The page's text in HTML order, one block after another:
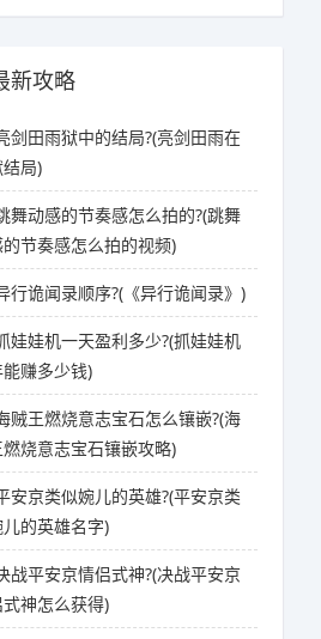
新攻略
剑田雨狱中的结局?(亮剑田雨在
局)
舞动感的节奏感怎么拍的?(跳舞
节奏感怎么拍的视频)
行诡闻录顺序?(《异行诡闻录》)
娃娃机一天盈利多少?(抓娃娃机
赚多少钱)
贼王燃烧意志宝石怎么镶嵌?(海
燃烧意志宝石镶嵌攻略)
安京类似婉儿的英雄?(平安京类
的英雄名字)
战平安京情侣式神?(决战平安京
神怎么获得)